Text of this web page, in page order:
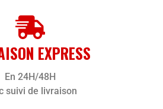
EXPRESS
En 24H/48H
suivi de livraison